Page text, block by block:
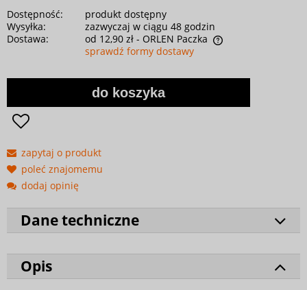
Dostępność:
produkt dostępny
Wysyłka:
zazwyczaj w ciągu 48 godzin
Dostawa:
od 12,90 zł - ORLEN Paczka
sprawdź formy dostawy
do koszyka
zapytaj o produkt
poleć znajomemu
dodaj opinię
Dane techniczne
Opis